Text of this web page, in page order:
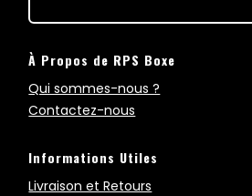
À Propos de RPS Boxe
Qui sommes-nous ?
Contactez-nous
Informations Utiles
Livraison et Retours